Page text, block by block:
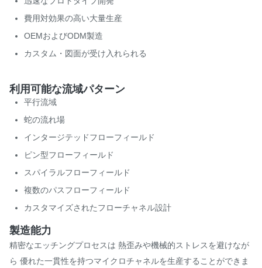
費用対効果の高い大量生産
OEMおよびODM製造
カスタム・図面が受け入れられる
利用可能な流域パターン
平行流域
蛇の流れ場
インタージテッドフローフィールド
ピン型フローフィールド
スパイラルフローフィールド
複数のパスフローフィールド
カスタマイズされたフローチャネル設計
製造能力
精密なエッチングプロセスは 熱歪みや機械的ストレスを避けなが
ら 優れた一貫性を持つマイクロチャネルを生産することができま